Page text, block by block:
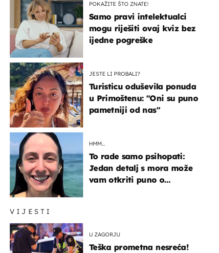
VIJESTI
U ZAGORJU
Teška prometna nesreća!
POKAŽITE ŠTO ZNATE!
Samo pravi intelektualci
mogu riješiti ovaj kviz bez
ijedne pogreške
JESTE LI PROBALI?
Turisticu oduševila ponuda
u Primoštenu: "Oni su puno
pametniji od nas"
HMM…
To rade samo psihopati:
Jedan detalj s mora može
vam otkriti puno o